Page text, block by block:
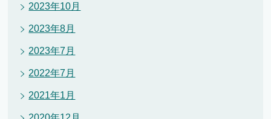
2023年10月
2023年8月
2023年7月
2022年7月
2021年1月